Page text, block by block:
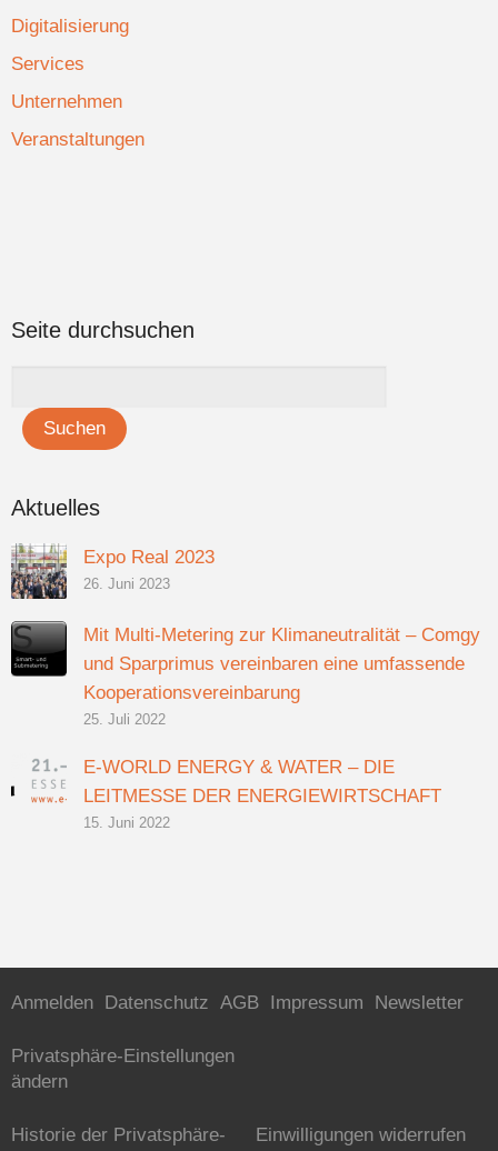
Digitalisierung
Services
Unternehmen
Veranstaltungen
Seite durchsuchen
Aktuelles
Expo Real 2023
26. Juni 2023
Mit Multi-Metering zur Klimaneutralität – Comgy
und Sparprimus vereinbaren eine umfassende
Kooperationsvereinbarung
25. Juli 2022
E-WORLD ENERGY & WATER – DIE
LEITMESSE DER ENERGIEWIRTSCHAFT
15. Juni 2022
Anmelden Datenschutz AGB Impressum Newsletter
Privatsphäre-Einstellungen
ändern
Historie der Privatsphäre-
Einwilligungen widerrufen